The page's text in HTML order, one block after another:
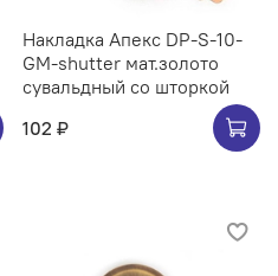
Накладка Апекс DP-S-10-
GM-shutter мат.золото
сувальдный со шторкой
102 ₽